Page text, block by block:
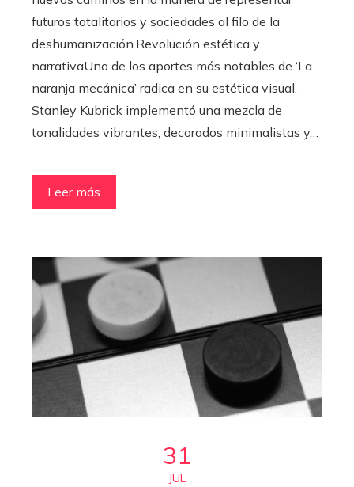
futuros totalitarios y sociedades al filo de la
deshumanización.Revolución estética y
narrativaUno de los aportes más notables de ‘La
naranja mecánica’ radica en su estética visual.
Stanley Kubrick implementó una mezcla de
tonalidades vibrantes, decorados minimalistas y…
Leer más
31
JUL